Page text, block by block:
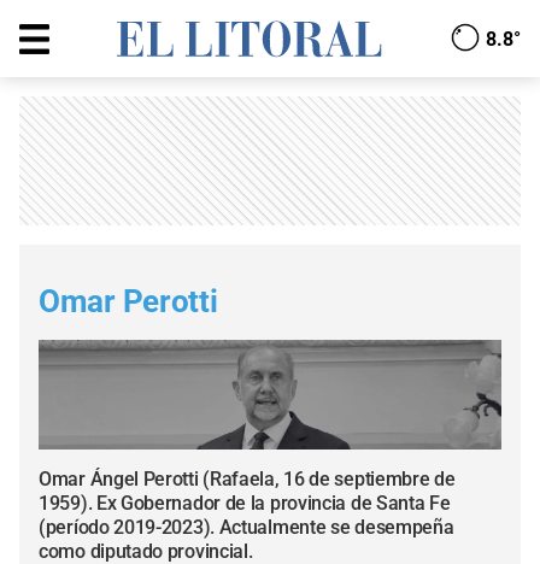
8.8°
Omar Perotti
Omar Ángel Perotti (Rafaela, 16 de septiembre de
1959). Ex Gobernador de la provincia de Santa Fe
(período 2019-2023). Actualmente se desempeña
como diputado provincial.